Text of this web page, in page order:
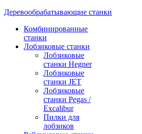
Деревообрабатывающие станки
Комбинированные
станки
Лобзиковые станки
Лобзиковые
станки Hegner
Лобзиковые
станки JET
Лобзиковые
станки Pegas /
Excalibur
Пилки для
лобзиков